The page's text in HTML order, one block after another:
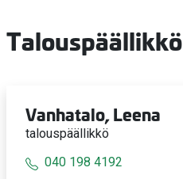
Talouspäällikkö
Vanhatalo, Leena
talouspäällikkö
040 198 4192